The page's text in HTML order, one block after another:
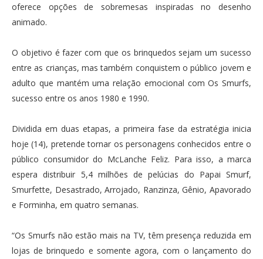
oferece opções de sobremesas inspiradas no desenho
animado.
O objetivo é fazer com que os brinquedos sejam um sucesso
entre as crianças, mas também conquistem o público jovem e
adulto que mantém uma relação emocional com Os Smurfs,
sucesso entre os anos 1980 e 1990.
Dividida em duas etapas, a primeira fase da estratégia inicia
hoje (14), pretende tornar os personagens conhecidos entre o
público consumidor do McLanche Feliz. Para isso, a marca
espera distribuir 5,4 milhões de pelúcias do Papai Smurf,
Smurfette, Desastrado, Arrojado, Ranzinza, Gênio, Apavorado
e Forminha, em quatro semanas.
“Os Smurfs não estão mais na TV, têm presença reduzida em
lojas de brinquedo e somente agora, com o lançamento do